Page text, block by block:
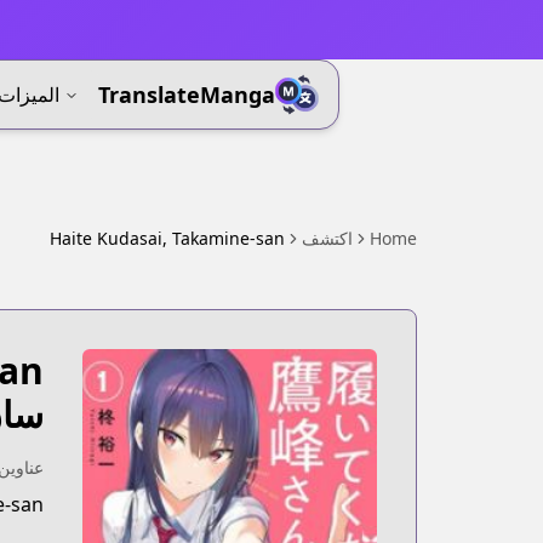
TranslateManga الميزات
Home اكتشف Haite Kudasai, Takamine-san
san